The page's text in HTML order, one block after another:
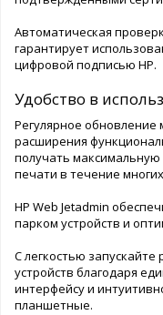
Автоматическая
гарантирует
цифровой подписью HP.
Удобство в
Регулярное обновление
расширения
получать
печати в течение
HP Web Jetadmin
парком устройств и
С легкостью
устройств благодаря
интерфейсу и
планшетные.